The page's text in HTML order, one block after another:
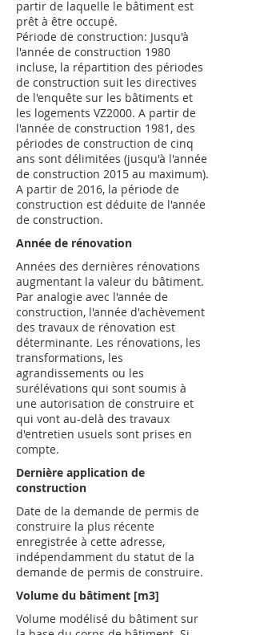
partir de laquelle le bâtiment est
prêt à être occupé.
Période de construction: Jusqu'à
l'année de construction 1980
incluse, la répartition des périodes
de construction suit les directives
de l'enquête sur les bâtiments et
les logements VZ2000. A partir de
l'année de construction 1981, des
périodes de construction de cinq
ans sont délimitées (jusqu'à l'année
de construction 2015 au maximum).
A partir de 2016, la période de
construction est déduite de l'année
de construction.
Année de rénovation
Années des dernières rénovations
augmentant la valeur du bâtiment.
Par analogie avec l'année de
construction, l'année d'achèvement
des travaux de rénovation est
déterminante. Les rénovations, les
transformations, les
agrandissements ou les
surélévations qui sont soumis à
une autorisation de construire et
qui vont au-delà des travaux
d'entretien usuels sont prises en
compte.
Dernière application de
construction
Date de la demande de permis de
construire la plus récente
enregistrée à cette adresse,
indépendamment du statut de la
demande de permis de construire.
Volume du bâtiment [m3]
Volume modélisé du bâtiment sur